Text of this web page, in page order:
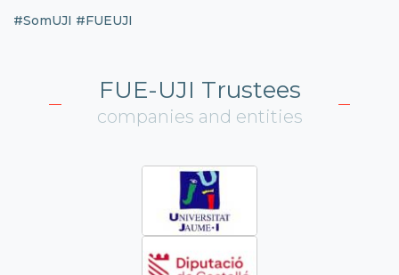
#SomUJI #FUEUJI
FUE-UJI Trustees
companies and entities